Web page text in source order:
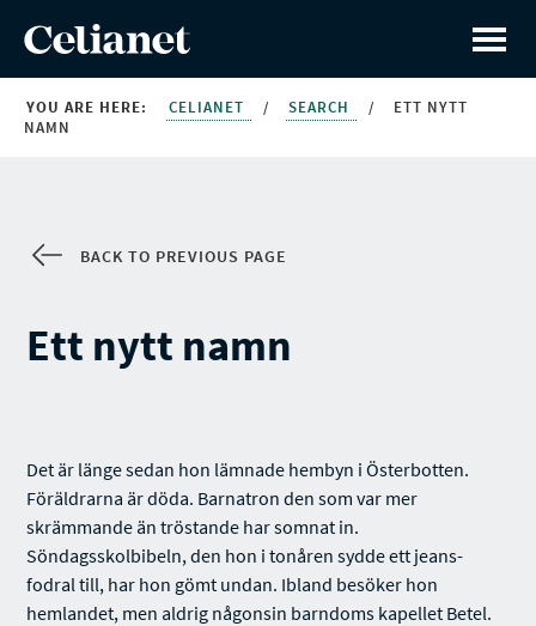
YOU ARE HERE: CELIANET / SEARCH /
ETT NYTT
NAMN
BACK TO PREVIOUS PAGE
Ett nytt namn
Det är länge sedan hon lämnade hembyn i Österbotten.
Föräldrarna är döda. Barnatron den som var mer
skrämmande än tröstande har somnat in.
Söndagsskolbibeln, den hon i tonåren sydde ett jeans­
fodral till, har hon gömt undan. Ibland besöker hon
hemlandet, men aldrig någonsin barndoms­ kapellet Betel.